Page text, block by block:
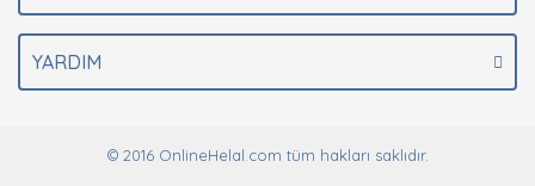
YARDIM
© 2016 OnlineHelal.com tüm hakları saklıdır.